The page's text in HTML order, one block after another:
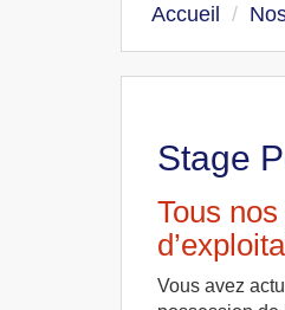
Accueil
Stage
Tous
Vous avez